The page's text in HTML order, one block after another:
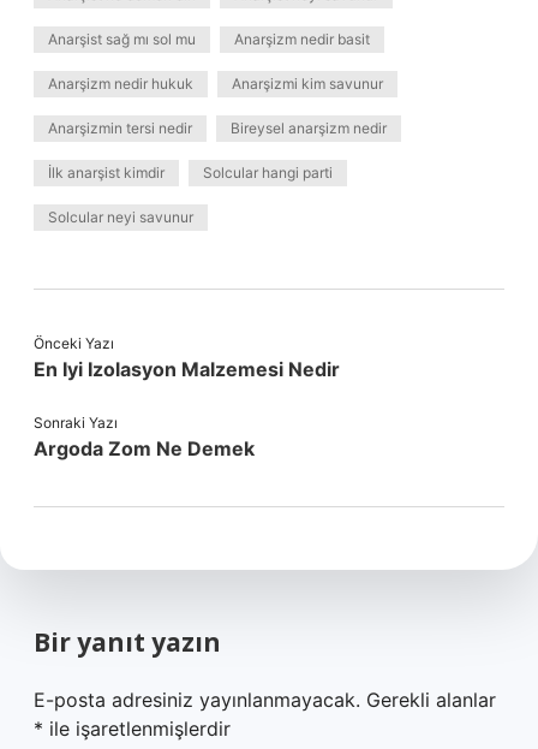
Anarşist sağ mı sol mu Anarşizm nedir basit
Anarşizm nedir hukuk Anarşizmi kim savunur
Anarşizmin tersi nedir Bireysel anarşizm nedir
İlk anarşist kimdir Solcular hangi parti
Solcular neyi savunur
Önceki Yazı
En Iyi Izolasyon Malzemesi Nedir
Sonraki Yazı
Argoda Zom Ne Demek
Bir yanıt yazın
E-posta adresiniz yayınlanmayacak. Gerekli alanlar
* ile işaretlenmişlerdir